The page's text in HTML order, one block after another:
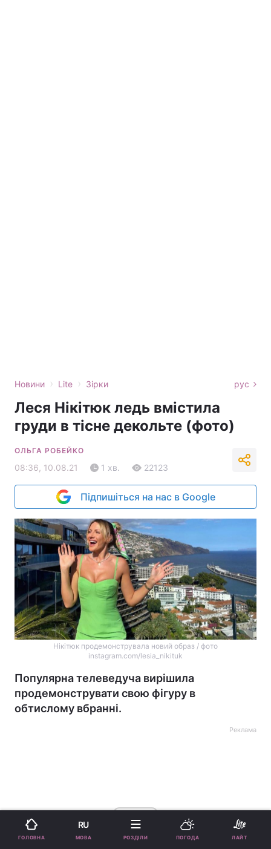
Новини › Lite › Зірки рус
Леся Нікітюк ледь вмістила
груди в тісне декольте (фото)
ОЛЬГА РОБЕЙКО
08:36, 10.08.21 1 хв. 22123
Підпишіться на нас в Google
Нікітюк продемонструвала новий образ / фото
instagram.com/lesia_nikituk
Популярна телеведуча вирішила
продемонструвати свою фігуру в
обтислому вбранні.
Реклама
ad
ГОЛОВНА
RU
МОВА РОЗДІЛИ ПОГОДА ЛАЙТ